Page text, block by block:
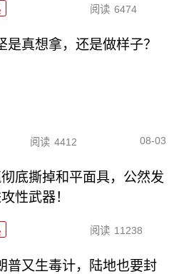
阅读 6474
真想拿，还是做样子？
阅读 4412 08-03
底撕掉和平面具，公然发
性武器！
阅读 11238
普又生毒计，陆地也要封